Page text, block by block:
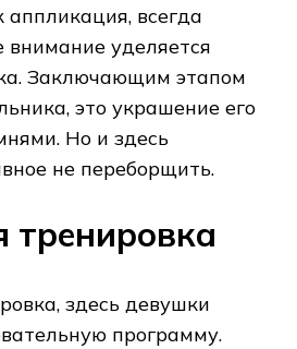
аппликация, всегда
внимание уделяется
Заключающим этапом
это украшение его
Но и здесь
не переборщить.
тренировка
здесь девушки
программу.